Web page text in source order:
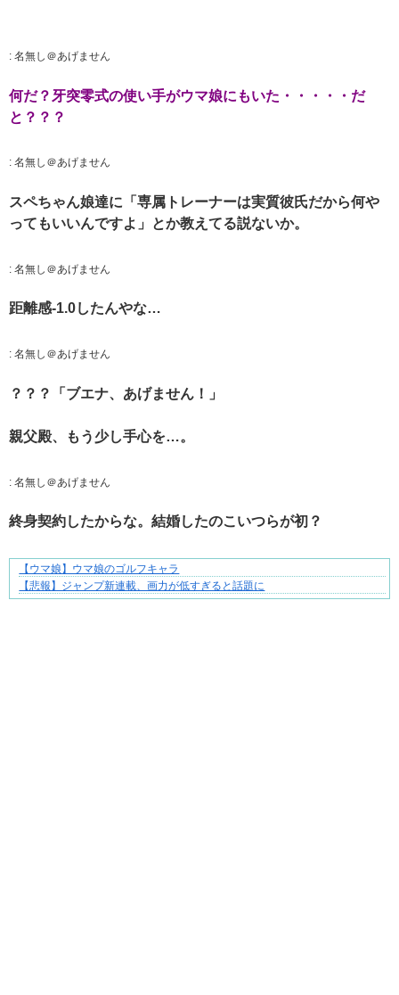
: 名無し＠あげません
何だ？牙突零式の使い手がウマ娘にもいた・・・・・だ
と？？？
: 名無し＠あげません
スペちゃん娘達に「専属トレーナーは実質彼氏だから何や
ってもいいんですよ」とか教えてる説ないか。
: 名無し＠あげません
距離感-1.0したんやな…
: 名無し＠あげません
？？？「ブエナ、あげません！」
親父殿、もう少し手心を…。
: 名無し＠あげません
終身契約したからな。結婚したのこいつらが初？
知らない土地で、主婦は孤独になる
【ウマ娘】ウマ娘のゴルフキャラ
【悲報】ジャンプ新連載、画力が低すぎると話題に